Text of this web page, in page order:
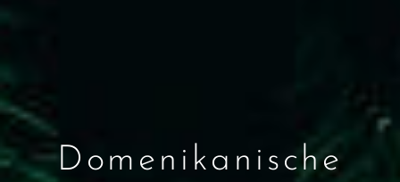
Domenikanische